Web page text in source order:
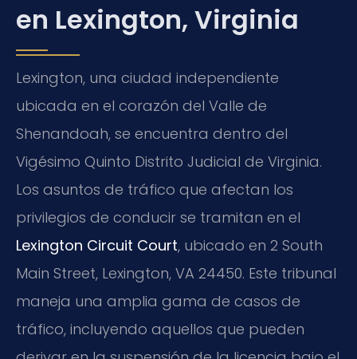
en Lexington, Virginia
Lexington, una ciudad independiente
ubicada en el corazón del Valle de
Shenandoah, se encuentra dentro del
Vigésimo Quinto Distrito Judicial de Virginia.
Los asuntos de tráfico que afectan los
privilegios de conducir se tramitan en el
Lexington Circuit Court, ubicado en 2 South
Main Street, Lexington, VA 24450. Este tribunal
maneja una amplia gama de casos de
tráfico, incluyendo aquellos que pueden